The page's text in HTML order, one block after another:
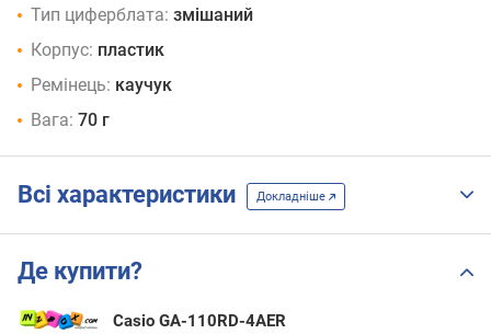
Тип циферблата: змішаний
Корпус: пластик
Ремінець: каучук
Вага: 70 г
Всі характеристики Докладніше
Де купити?
Casio GA-110RD-4AER